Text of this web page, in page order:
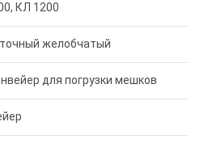
КЛ 1200
желобчатый
для погрузки мешков